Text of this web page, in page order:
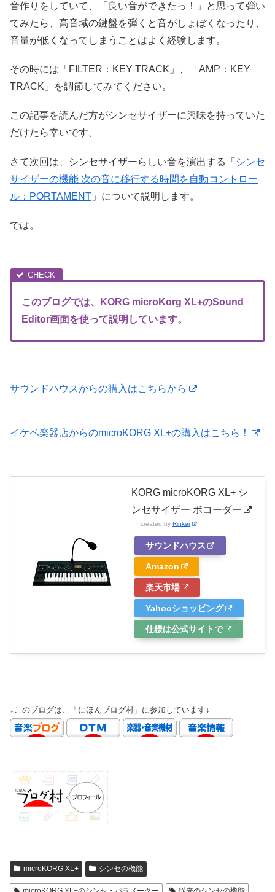
音作りをしていて、「良い音ができたっ！」と思って弾い
てみたら、高音域の鍵盤を弾くと音がしょぼくなったり、
音量が低くなってしまうことはよく経験します。
その時には「FILTER：KEY TRACK」、「AMP：KEY
TRACK」を調節してみてください。
この記事を読んだ方がシンセサイザーに興味を持っていた
だけたら幸いです。
さて次回は、シンセサイザーらしい音を演出する「 シンセ
サイザーの機能 次の音に移行する時間を自動コントロー
ル：PORTAMENT 」について説明します。
では。
このブログでは、KORG microKorg XL+のSound
Editor画面を使って説明しています。
サウンドハウスからの購入はこちらから
イケベ楽器店からのmicroKORG XL+の購入はこちら！
KORG microKORG XL+ シ
ンセサイザー ボコーダー
created by Rinker
サウンドハウス
Amazon
楽天市場
Yahooショッピング
仕様は公式サイトで
↓このブログは、「にほんブログ村」に参加しています↓
microKORG XL+ シンセの機能